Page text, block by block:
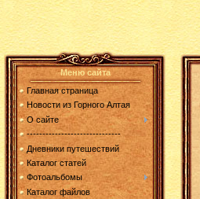
Меню сайта
Главная страница
Новости из Горного Алтая
О сайте
------------------------------
Дневники путешествий
Каталог статей
Фотоальбомы
Каталог файлов